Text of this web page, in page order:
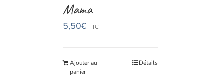
Mama
5,50€ TTC
Ajouter au
panier
Détails